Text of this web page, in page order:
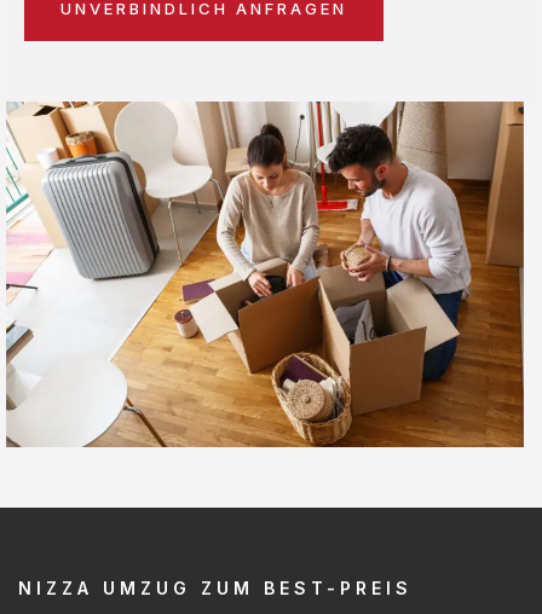
UNVERBINDLICH ANFRAGEN
NIZZA UMZUG ZUM BEST-PREIS